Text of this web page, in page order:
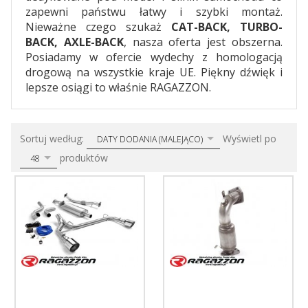
zapewni państwu łatwy i szybki montaż.
Nieważne czego szukaż CAT-BACK, TURBO-
BACK, AXLE-BACK, nasza oferta jest obszerna.
Posiadamy w ofercie wydechy z homologacją
drogową na wszystkie kraje UE. Piękny dźwięk i
lepsze osiągi to właśnie RAGAZZON.
Sortuj według: sortDATY DODANIA (MALEJĄCO) Wyświetl po
48 produktów